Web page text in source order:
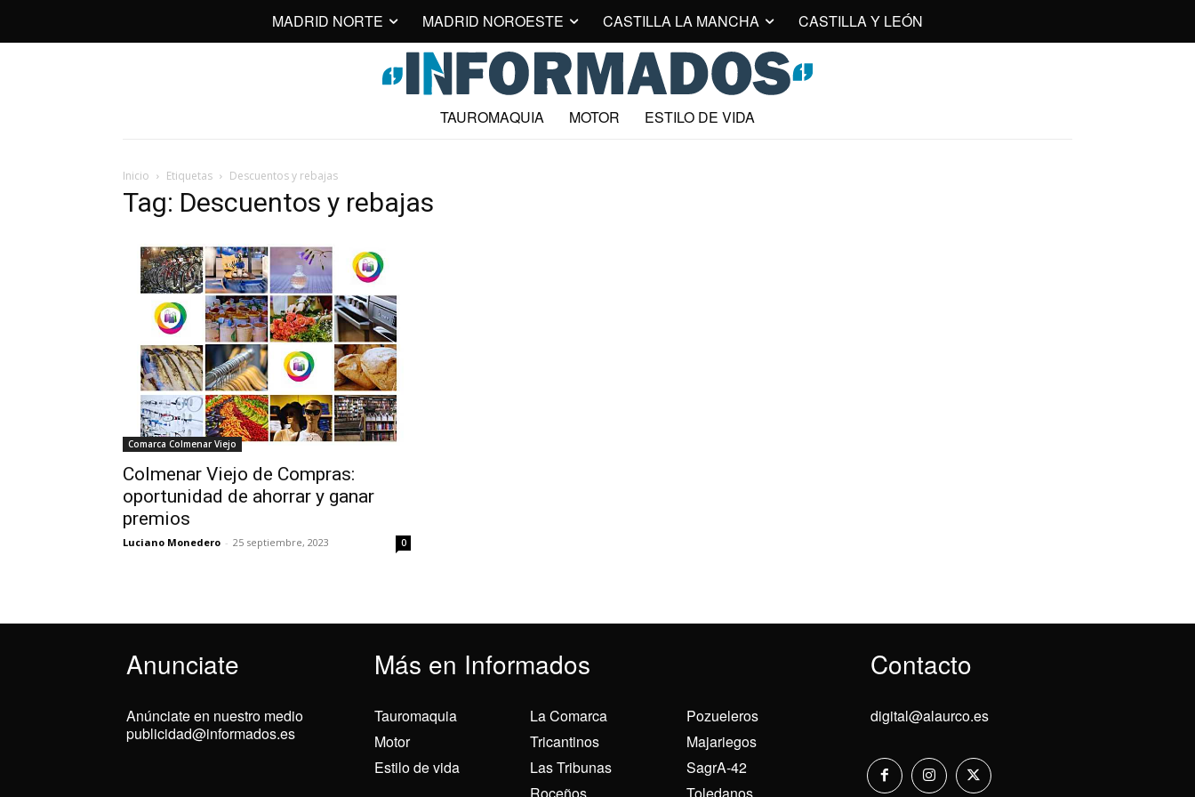
MADRID NORTE MADRID NOROESTE CASTILLA LA MANCHA CASTILLA Y LEÓN
TAUROMAQUIA MOTOR ESTILO DE VIDA
Inicio Etiquetas Descuentos y rebajas
Tag: Descuentos y rebajas
Comarca Colmenar Viejo
Colmenar Viejo de Compras:
oportunidad de ahorrar y ganar
premios
Luciano Monedero - 25 septiembre, 2023 0
Anunciate Más en Informados Contacto
Anúnciate en nuestro medio
publicidad@informados.es
Tauromaquia
Motor
Estilo de vida
La Comarca
Tricantinos
Las Tribunas
Pozueleros
Majariegos
SagrA-42
digital@alaurco.es